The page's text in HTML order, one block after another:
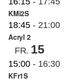
KMi2S
18:45 - 21:00
Acryl 2
FR. 15
15:00 - 16:30
KFr1S